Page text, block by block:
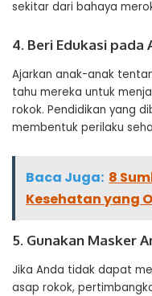
sekitar dari bahaya
4. Beri Edukasi pada
Ajarkan anak-anak
tahu mereka untuk
rokok. Pendidikan yang
membentuk perilaku
Baca Juga: 8
Kesehatan yang
5. Gunakan Masker
Jika Anda tidak dapat
asap rokok,